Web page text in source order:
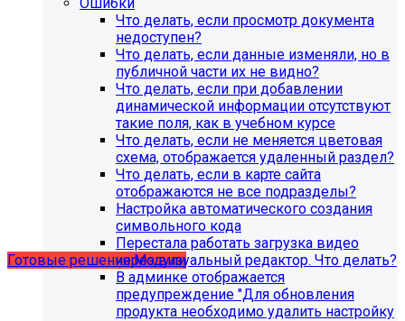
Учебные курсы
по работе с готовыми решениями и модулями
размещены в разделе "Учебные курсы"
Готовые решенияМодули
Что делать, если просмотр документа
недоступен?
Что делать, если данные изменяли, но в
публичной части их не видно?
Что делать, если при добавлении
динамической информации отсутствуют
такие поля, как в учебном курсе
Что делать, если не меняется цветовая
схема, отображается удаленный раздел?
Что делать, если в карте сайта
отображаются не все подразделы?
Настройка автоматического создания
символьного кода
Перестала работать загрузка видео
через визуальный редактор. Что делать?
В админке отображается
предупреждение "Для обновления
продукта необходимо удалить настройку